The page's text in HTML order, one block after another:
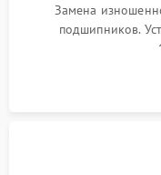
Замена
подшипников.
конденсатора,